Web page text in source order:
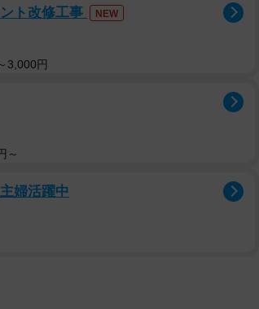
2/3
を手伝いますか？（提供画像）
分の親が手伝わせない」「まったく手伝
ト改修工事 NEW
3,000円
～
婦活躍中